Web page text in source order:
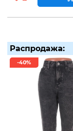
Распродажа:
-40%